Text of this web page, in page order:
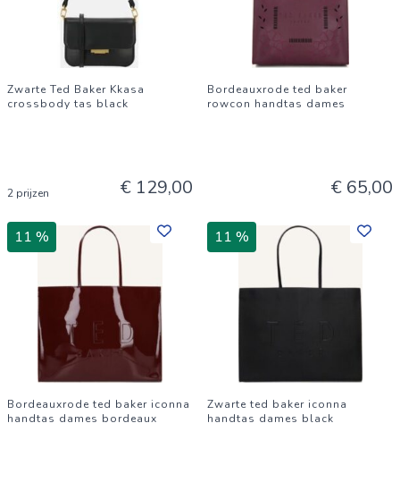
Zwarte Ted Baker Kkasa
crossbody tas black
2 prijzen € 129,00
Bordeauxrode ted baker
rowcon handtas dames
€ 65,00
11 %
Bordeauxrode ted baker iconna
handtas dames bordeaux
11 %
Zwarte ted baker iconna
handtas dames black